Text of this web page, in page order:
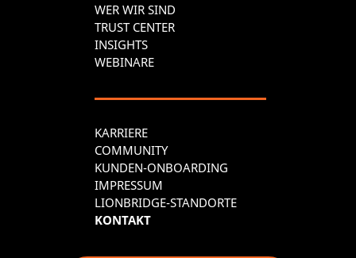
WER WIR SIND
TRUST CENTER
INSIGHTS
WEBINARE
KARRIERE
COMMUNITY
KUNDEN-ONBOARDING
IMPRESSUM
LIONBRIDGE-STANDORTE
KONTAKT